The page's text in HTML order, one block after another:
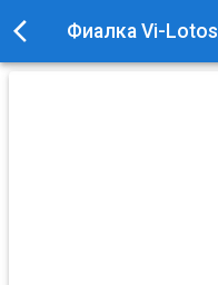
Фиалка Vi-Lotos